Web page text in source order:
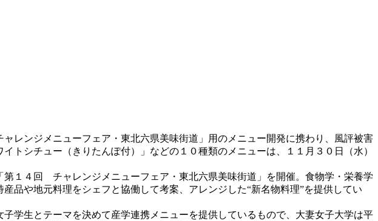
レンジメニューフェア・東北六県美味街道」用のメニュー開発に携わり、風評被害
トシチュー（きりたんぽ付）」などの１０種類のメニューは、１１月３０日（水）
１４回 チャレンジメニューフェア・東北六県美味街道」を開催。食物学・栄養学
品や地元料理をシェフと協働して考案、アレンジした“新名物料理”を提供してい
学生とテーマを決めて産学連携メニューを提供しているもので、大妻女子大学は平